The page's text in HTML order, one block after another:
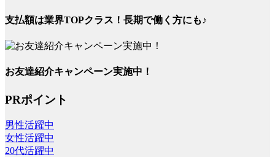
支払額は業界TOPクラス！長期で働く方にも♪
お友達紹介キャンペーン実施中！
PRポイント
男性活躍中
女性活躍中
20代活躍中